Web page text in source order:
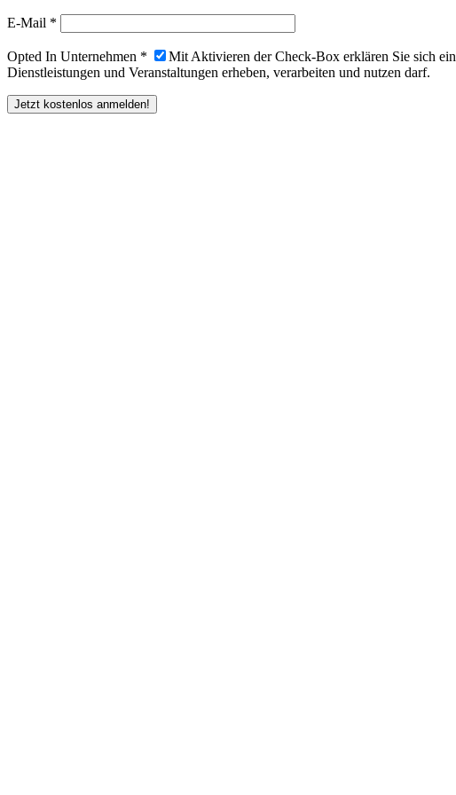
E-Mail *
Opted In Unternehmen *
Mit Aktivieren der Check-Box erklären Sie sich
Dienstleistungen und Veranstaltungen erheben, verarbeiten und nutzen darf.
Jetzt kostenlos anmelden!